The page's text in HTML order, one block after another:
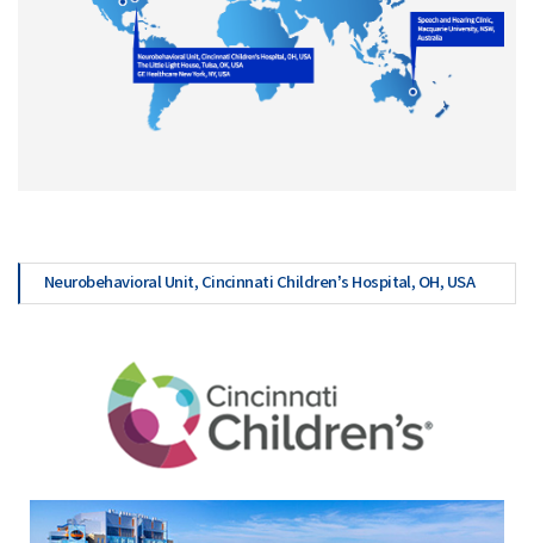
Neurobehavioral Unit, Cincinnati Children’s Hospital, OH, USA